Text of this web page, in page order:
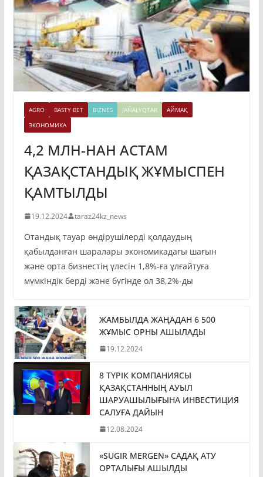
AGRO BASTY BET BIZNES JAŃALYQTAR
АЙМАҚ
ЭКОНОМИКА
4,2 МЛН-НАН АСТАМ
ҚАЗАҚСТАНДЫҚ ЖҰМЫСПЕН
ҚАМТЫЛДЫ
19.12.2024 taraz24kz_news
Отандық тауар өндірушілерді қолдаудың
қабылданған шаралары экономикадағы шағын
және орта бизнестің үлесін 1,8%-ға ұлғайтуға
мүмкіндік берді және бүгінде ол 38,2%-ды
ЖАМБЫЛДА ЖАҢАДАН 6 500
ЖҰМЫС ОРНЫ АШЫЛАДЫ
19.12.2024
8 ТҮРІК КОМПАНИЯСЫ
ҚАЗАҚСТАННЫҢ АУЫЛ
ШАРУАШЫЛЫҒЫНА ИНВЕСТИЦИЯ
САЛУҒА ДАЙЫН
12.08.2024
«SUGIR MERGEN» САДАҚ АТУ
ОРТАЛЫҒЫ АШЫЛДЫ